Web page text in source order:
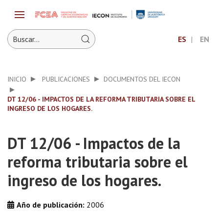
ES EN
INICIO PUBLICACIONES DOCUMENTOS DEL IECON
DT 12/06 - IMPACTOS DE LA REFORMA TRIBUTARIA SOBRE EL
INGRESO DE LOS HOGARES.
DT 12/06 - Impactos de la
reforma tributaria sobre el
ingreso de los hogares.
Año de publicación: 2006